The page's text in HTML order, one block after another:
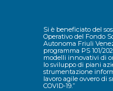
Si è beneficiato del
Operativo del Fondo
Autonoma Friuli
programma PS 101/
modelli innovativi di
lo sviluppo di piani
strumentazione
lavoro agile ovvero di
COVID-19.”